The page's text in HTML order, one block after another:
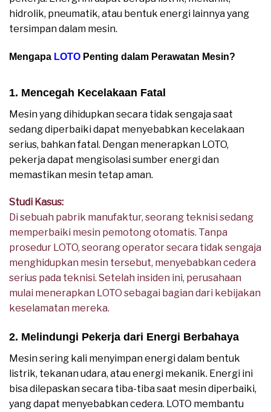
hidrolik, pneumatik, atau bentuk energi lainnya yang
tersimpan dalam mesin.
Mengapa LOTO Penting dalam Perawatan Mesin?
1. Mencegah Kecelakaan Fatal
Mesin yang dihidupkan secara tidak sengaja saat
sedang diperbaiki dapat menyebabkan kecelakaan
serius, bahkan fatal. Dengan menerapkan LOTO,
pekerja dapat mengisolasi sumber energi dan
memastikan mesin tetap aman.
Studi Kasus:
Di sebuah pabrik manufaktur, seorang teknisi sedang
memperbaiki mesin pemotong otomatis. Tanpa
prosedur LOTO, seorang operator secara tidak sengaja
menghidupkan mesin tersebut, menyebabkan cedera
serius pada teknisi. Setelah insiden ini, perusahaan
mulai menerapkan LOTO sebagai bagian dari kebijakan
keselamatan mereka.
2. Melindungi Pekerja dari Energi Berbahaya
Mesin sering kali menyimpan energi dalam bentuk
listrik, tekanan udara, atau energi mekanik. Energi ini
bisa dilepaskan secara tiba-tiba saat mesin diperbaiki,
yang dapat menyebabkan cedera. LOTO membantu